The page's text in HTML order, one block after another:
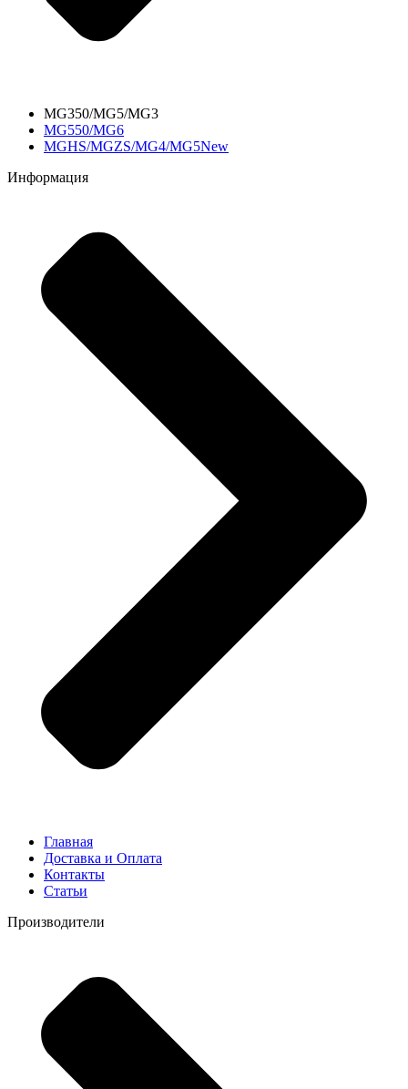
MG350/MG5/MG3
MG550/MG6
MGHS/MGZS/MG4/MG5New
Информация
Главная
Доставка и Оплата
Контакты
Статьи
Производители